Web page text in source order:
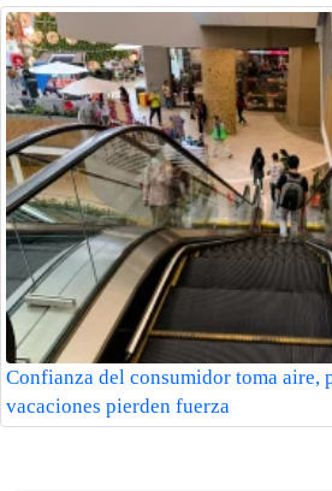
Confianza del consumidor toma aire,
vacaciones pierden fuerza